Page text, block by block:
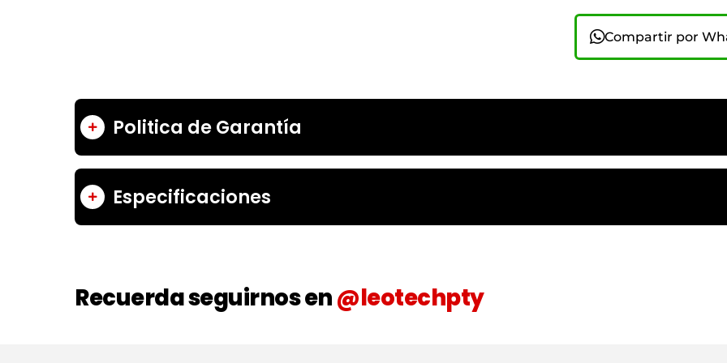
Compartir por
Politica de Garantía
Especificaciones
Recuerda seguirnos en@leotechpty